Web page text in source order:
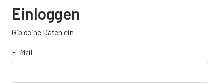
Einloggen
Gib deine Daten ein
E-Mail